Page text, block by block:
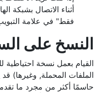
فقط" في علامة
النسخ على
القيام بعمل نسخة احتياطية
الملفات المحملة, وغيرها)